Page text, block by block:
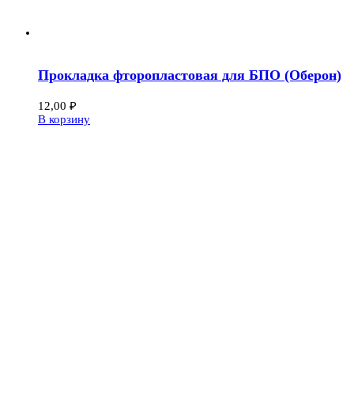
Прокладка фторопластовая для БПО (Оберон)
12,00 ₽
В корзину